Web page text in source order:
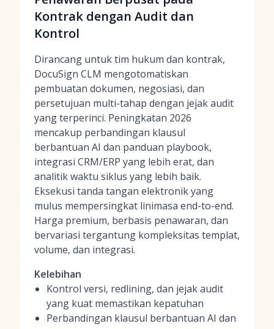
Kontrak dengan Audit dan
Kontrol
Dirancang untuk tim hukum dan kontrak,
DocuSign CLM mengotomatiskan
pembuatan dokumen, negosiasi, dan
persetujuan multi-tahap dengan jejak audit
yang terperinci. Peningkatan 2026
mencakup perbandingan klausul
berbantuan AI dan panduan playbook,
integrasi CRM/ERP yang lebih erat, dan
analitik waktu siklus yang lebih baik.
Eksekusi tanda tangan elektronik yang
mulus mempersingkat linimasa end-to-end.
Harga premium, berbasis penawaran, dan
bervariasi tergantung kompleksitas templat,
volume, dan integrasi.
Kelebihan
Kontrol versi, redlining, dan jejak audit
yang kuat memastikan kepatuhan
Perbandingan klausul berbantuan AI dan